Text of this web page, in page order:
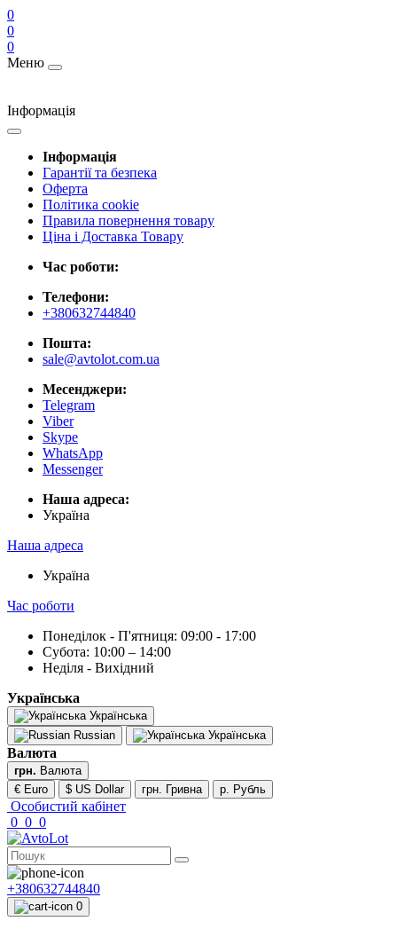
0
0
0
Меню
Інформація
Інформація
Гарантії та безпека
Оферта
Політика cookie
Правила повернення товару
Ціна і Доставка Товару
Час роботи:
Телефони:
+380632744840
Пошта:
sale@avtolot.com.ua
Месенджери:
Telegram
Viber
Skype
WhatsApp
Messenger
Наша адреса:
Українa
Наша адреса
Українa
Час роботи
Понеділок - П'ятниця: 09:00 - 17:00
Субота: 10:00 – 14:00
Неділя - Вихідний
Українська
Українська
Russian
Українська
Валюта
грн. Валюта
€ Euro
$ US Dollar грн. Гривна р. Рубль
Особистий кабінет
0 0 0
+380632744840
0